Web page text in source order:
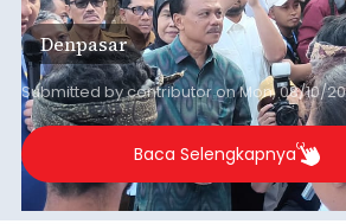
Denpasar
Submitted bycontributoronMon, 08/10/
Baca Selengkapnya